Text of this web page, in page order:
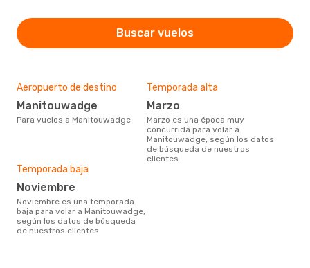
Buscar vuelos
Aeropuerto de destino
Manitouwadge
Para vuelos a Manitouwadge
Temporada alta
marzo
marzo es una época muy
concurrida para volar a
Manitouwadge, según los datos
de búsqueda de nuestros
clientes
Temporada baja
noviembre
noviembre es una temporada
baja para volar a Manitouwadge,
según los datos de búsqueda
de nuestros clientes